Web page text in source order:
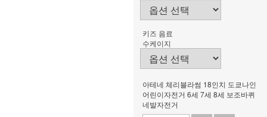
키즈 음료
수케이지
아테네 체리블라썸 18인치 도쿄나인
어린이자전거 6세 7세 8세 보조바퀴
네발자전거